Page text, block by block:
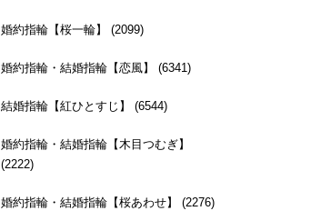
婚約指輪【桜一輪】 (2099)
婚約指輪・結婚指輪【恋風】 (6341)
結婚指輪【紅ひとすじ】 (6544)
婚約指輪・結婚指輪【木目つむぎ】
(2222)
婚約指輪・結婚指輪【桜あわせ】 (2276)